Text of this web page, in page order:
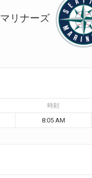
マリナーズ
時刻
8:05 AM